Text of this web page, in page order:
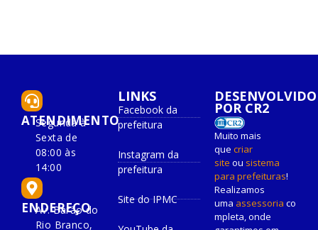
ATENDIMENTO
Segunda à
Sexta de
08:00 às
14:00
ENDEREÇO
Av. Barão do
Rio Branco,
LINKS
Facebook da
prefeitura
Instagram da
prefeitura
Site do IPMC
DESENVOLVIDO
POR CR2
Muito mais
que criar
site ou sistema
para prefeituras!
Realizamos
uma assessoria co
mpleta, onde